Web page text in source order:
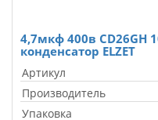
4,7мкф 400в CD26GH
конденсатор ELZET
Артикул
Производитель
Упаковка